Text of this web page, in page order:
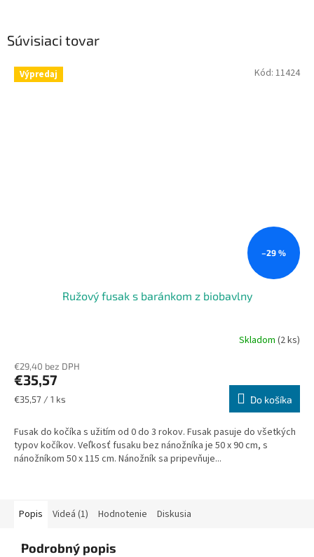
Súvisiaci tovar
Výpredaj
–29 %
Ružový fusak s baránkom z biobavlny
Skladom (2 ks)
€29,40 bez DPH
€35,57
Jednotková
€35,57 / 1 ks Do košíka
Fusak do kočíka s užitím od 0 do 3 rokov. Fusak pasuje do všetkých
typov kočíkov. Veľkosť fusaku bez nánožníka je 50 x 90 cm, s
nánožníkom 50 x 115 cm. Nánožník sa pripevňuje...
Kód: 11424
Popis Videá (1) Hodnotenie Diskusia
Podrobný popis